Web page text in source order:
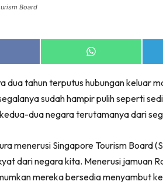
Board
Share
on
dua tahun terputus hubungan keluar
sudah hampir pulih seperti
dua negara terutamanya dari
menerusi Singapore Tourism Board
dari negara kita. Menerusi jamuan
mereka bersedia menyambut